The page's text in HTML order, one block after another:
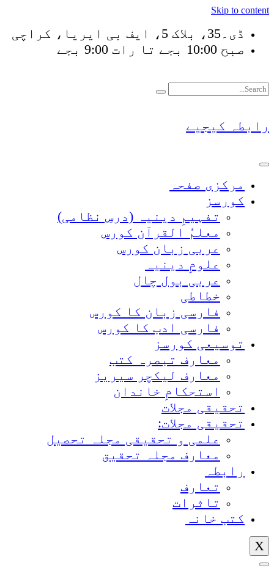
Skip to content
ڈی۔35، بلاک 5، ایف بی ایریا، کراچی
صبح 10:00 بجے تا رات 9:00 بجے
رابطہ کیجیے
مرکزی صفحہ
کورسز
تفہیمِ دینیہ (درسِ نظامی)
معلمُ القرآن کورس
عربی زبان کورس
علومِ دینیہ
عربی بول چال
خطاطی
فارسی زبان کا کورس
فارسی ادب کا کورس
توسیعی کورسز
معارف تبصرہ کتب
معارف لیکچر سیریز
استحکامِ خاندان
تحقیقی مجلات
تحقیقی مجلات:
علمی و تحقیقی مجلہ تحصیل
معارف مجلہ تحقیق
رابطہ
تعارف
تاثرات
کتب خانہ
X